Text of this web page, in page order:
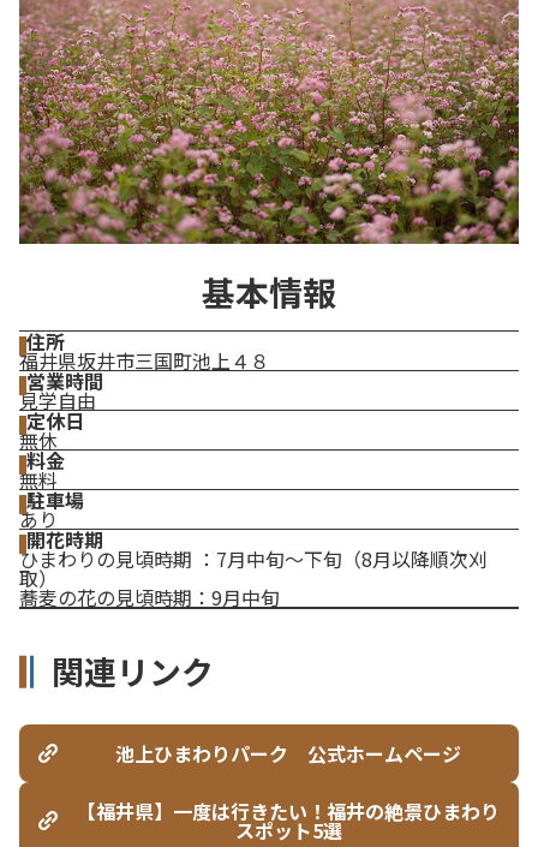
基本情報
住所
福井県坂井市三国町池上４８
営業時間
見学自由
定休日
無休
料金
無料
駐車場
あり
開花時期
ひまわりの見頃時期 ：7月中旬～下旬（8月以降順次刈
取）
蕎麦の花の見頃時期：9月中旬
関連リンク
池上ひまわりパーク 公式ホームページ
【福井県】一度は行きたい！福井の絶景ひまわり
スポット5選